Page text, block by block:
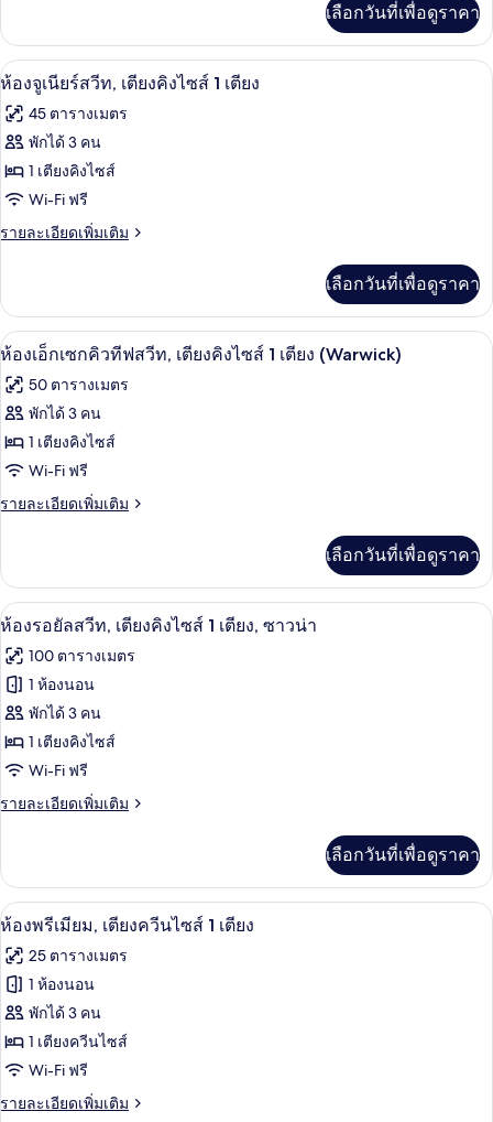
เตียง
คิง
ไซส์
1
เตียง
(Premium)
เกี่ยว
กับ
ห้อง
ลัก
ซ์,
คิง
ไซส์
เตียง
เลือกวันที่เพื่อดูราคา
เปิด
ภาพถ่าย
ทั้งหมด
ของ
ห้อง
จู
สวีท,
เตียง
คิง
ไซส์
1
เตียง
ห้องจูเนียร์สวีท, เตียงคิงไซส์ 1 เตียง
7
ห้องจูเนียร์สวีท, เตียงคิงไซส์ 1 เตียง
45 ตารางเมตร
พักได้ 3 คน
1 เตียงคิงไซส์
Wi-Fi ฟรี
รายละเอียดเพิ่มเติม
ราย
เกี่ยว
กับ
ห้อง
เนียร์
สวี
เตียง
คิง
1
เลือกวันที่เพื่อดูราคา
เปิด
ภาพถ่าย
ทั้งหมด
ของ
ห้อง
เอ็ก
คิว
ทีฟ
สวีท,
เตียง
คิง
ไซส์
1
เตียง
(Warwick)
ห้องเอ็กเซกคิวทีฟสวีท, เตียงคิงไซส์ 1
10
ห้องเอ็กเซกคิวทีฟสวีท, เตียงคิงไซส์ 1 เตียง (Warwick)
50 ตารางเมตร
พักได้ 3 คน
1 เตียงคิงไซส์
Wi-Fi ฟรี
รายละเอียดเพิ่มเติม
ราย
เกี่ยว
กับ
ห้อง
เซก
คิว
สวี
ท,
เตียง
คิง
ไซส์
เลือกวันที่เพื่อดูราคา
เปิด
ภาพถ่าย
ทั้งหมด
ของ
ห้อง
รอยัล
สวีท,
คิง
ไซส์
1
เตียง,
ซาว
น่า
ห้องรอยัลสวีท, เตียงคิงไซส์ 1 เตียง,
5
ห้องรอยัลสวีท, เตียงคิงไซส์ 1 เตียง, ซาวน่า
100 ตารางเมตร
1 ห้องนอน
พักได้ 3 คน
1 เตียงคิงไซส์
Wi-Fi ฟรี
รายละเอียดเพิ่มเติม
ราย
เกี่ยว
กับ
ห้อง
สวี
ท,
คิง
ไซส์
เตียง,
ซาว
เลือกวันที่เพื่อดูราคา
เปิด
ภาพถ่าย
ทั้งหมด
ของ
ห้อง
พรีเมียม,
เตียง
ห้องพรีเมียม, เตียงควีนไซส์ 1 เตียง |
6
ห้องพรีเมียม, เตียงควีนไซส์ 1 เตียง
25 ตารางเมตร
1 ห้องนอน
พักได้ 3 คน
1 เตียงควีนไซส์
Wi-Fi ฟรี
รายละเอียดเพิ่มเติม
ราย